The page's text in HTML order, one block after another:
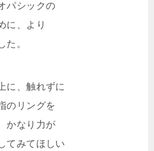
パシックの
に、より
た。
に、触れずに
のリングを
かなり力が
てみてほしい